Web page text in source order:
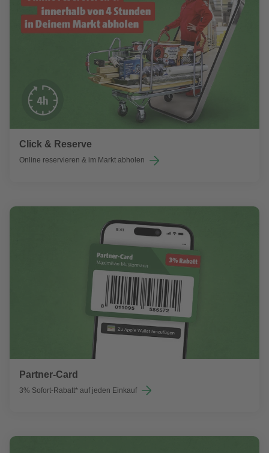
Click & Reserve
Online reservieren & im Markt abholen
Partner-Card
3% Sofort-Rabatt* auf jeden Einkauf